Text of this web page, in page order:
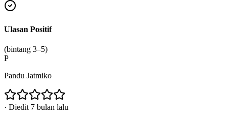
Ulasan Positif
(bintang 3–5)
P
Pandu Jatmiko
· Diedit 7 bulan lalu